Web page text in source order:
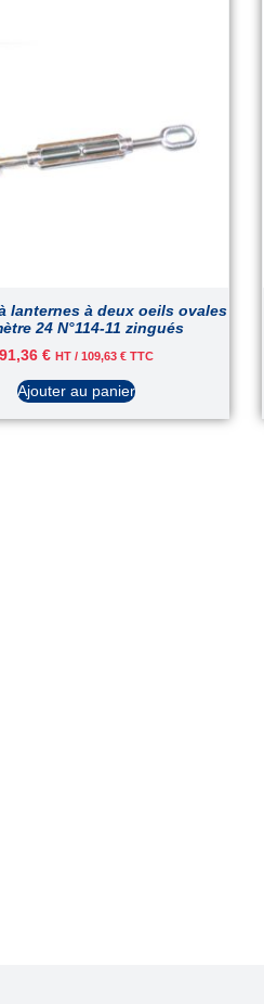
lanternes à deux oeils ovales
24 N°114-11 zingués
91,36 € HT / 109,63 €TTC
Ajouter au panier